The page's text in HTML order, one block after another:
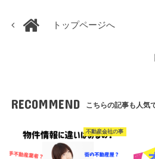
トップページへ
RECOMMEND こちらの記事も人気
不動産会社の事